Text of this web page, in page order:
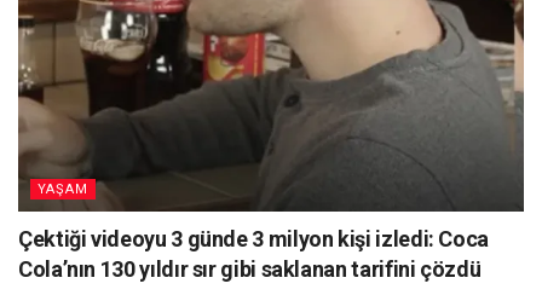
YAŞAM
Çektiği videoyu 3 günde 3 milyon kişi izledi: Coca
Cola’nın 130 yıldır sır gibi saklanan tarifini çözdü